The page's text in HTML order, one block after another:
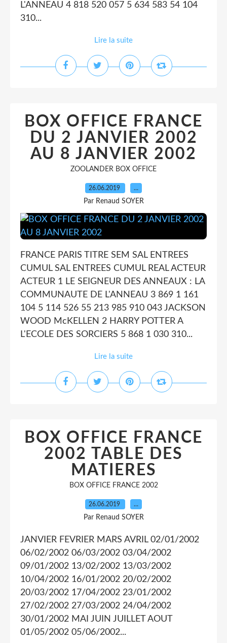
L'ANNEAU 4 818 520 057 5 634 583 54 104
310...
Lire la suite
BOX OFFICE FRANCE
DU 2 JANVIER 2002
AU 8 JANVIER 2002
ZOOLANDER BOX OFFICE
26.06.2019 …
Par Renaud SOYER
FRANCE PARIS TITRE SEM SAL ENTREES
CUMUL SAL ENTREES CUMUL REAL ACTEUR
ACTEUR 1 LE SEIGNEUR DES ANNEAUX : LA
COMMUNAUTE DE L'ANNEAU 3 869 1 161
104 5 114 526 55 213 985 910 043 JACKSON
WOOD McKELLEN 2 HARRY POTTER A
L'ECOLE DES SORCIERS 5 868 1 030 310...
Lire la suite
BOX OFFICE FRANCE
2002 TABLE DES
MATIERES
BOX OFFICE FRANCE 2002
26.06.2019 …
Par Renaud SOYER
JANVIER FEVRIER MARS AVRIL 02/01/2002
06/02/2002 06/03/2002 03/04/2002
09/01/2002 13/02/2002 13/03/2002
10/04/2002 16/01/2002 20/02/2002
20/03/2002 17/04/2002 23/01/2002
27/02/2002 27/03/2002 24/04/2002
30/01/2002 MAI JUIN JUILLET AOUT
01/05/2002 05/06/2002...